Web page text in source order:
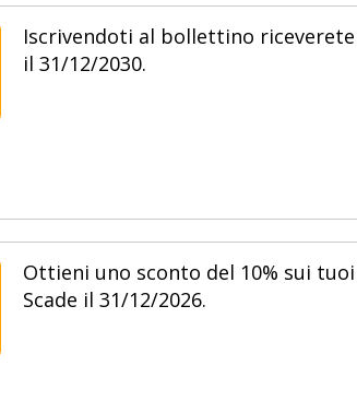
Iscrivendoti al bollettino riceverete
il 31/12/2030.
Ottieni uno sconto del 10% sui
Scade il 31/12/2026.